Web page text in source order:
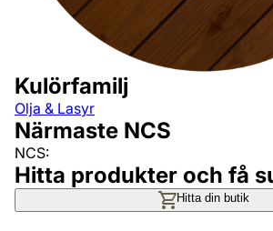
Kulörfamilj
Olja & Lasyr
Närmaste NCS
NCS:
Hitta produkter och få
Hitta din butik